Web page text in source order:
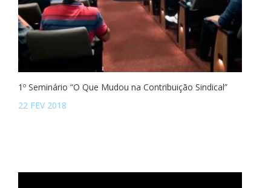
1º Seminário “O Que Mudou na Contribuição Sindical”
22 FEV 2018